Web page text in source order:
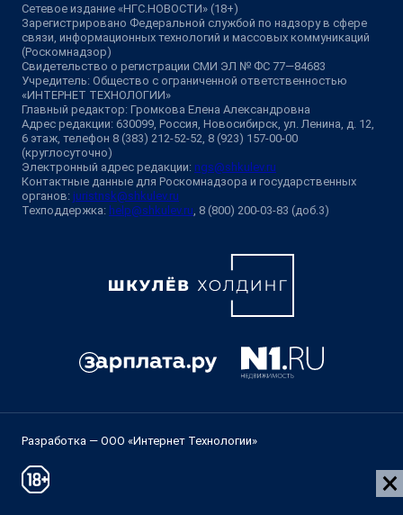
Сетевое издание «НГС.НОВОСТИ» (18+)
Зарегистрировано Федеральной службой по надзору в сфере
связи, информационных технологий и массовых коммуникаций
(Роскомнадзор)
Свидетельство о регистрации СМИ ЭЛ № ФС 77—84683
Учредитель: Общество с ограниченной ответственностью
«ИНТЕРНЕТ ТЕХНОЛОГИИ»
Главный редактор: Громкова Елена Александровна
Адрес редакции: 630099, Россия, Новосибирск, ул. Ленина, д. 12,
6 этаж, телефон 8 (383) 212-52-52, 8 (923) 157-00-00
(круглосуточно)
Электронный адрес редакции: ngs@shkulev.ru
Контактные данные для Роскомнадзора и государственных
органов: juristnsk@shkulev.ru
Техподдержка: help@shkulev.ru , 8 (800) 200-03-83 (доб.3)
Разработка — ООО «Интернет Технологии»